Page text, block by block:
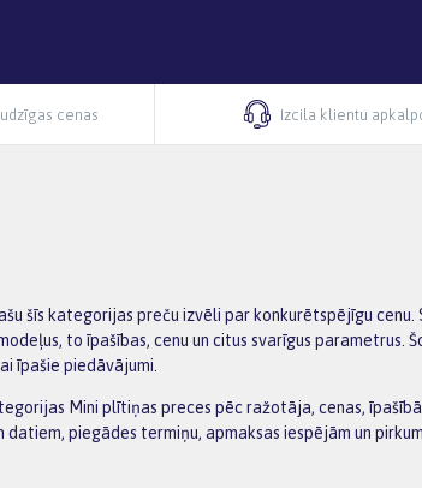
cenas Izcila klientu
kategorijas preču izvēli par konkurētspējīgu cenu.
to īpašības, cenu un citus svarīgus parametrus.
īpašie piedāvājumi.
Mini plītiņas preces pēc ražotāja, cenas,
piegādes termiņu, apmaksas iespējām un